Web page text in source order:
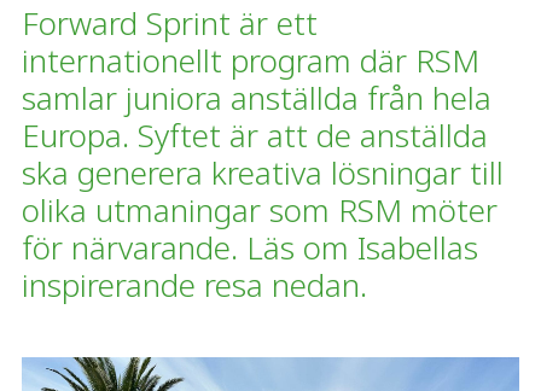
Forward Sprint är ett
internationellt program där RSM
samlar juniora anställda från hela
Europa. Syftet är att de anställda
ska generera kreativa lösningar till
olika utmaningar som RSM möter
för närvarande. Läs om Isabellas
inspirerande resa nedan.